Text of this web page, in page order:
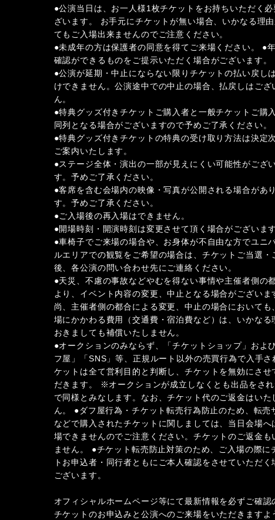
●公演当⽇は、お⼀⼈様1枚チケットをお持ちいただく必
ざいます。 お⼿元にチケットが無い場合、いかなる理
てもご⼊場出来ませんのでご注意ください。
●未成年の⽅は保護者の同意を得てご来場ください。 ●
確認ができるものをご提⽰いただく場合がございます。
●公演が延期・中止にならない限りチケットの払い戻し
けできません。公演途中での中⽌の場合、払戻しはござ
ん。
●特典グッズ付きチケットご購入者と一般チケットご購
同列となる場合がございますので予めご了承ください。
●特典グッズ付きチケットの特典の受け取り方法は決定次
ご案内いたします。
●ステージ全体・演出の一部が見えにくい可能性がござ
す。予めご了承ください。
●客席を含む会場内の映像・写真が公開される場合があ
す。予めご了承ください。
●ご⼊場後の再⼊場はできません。
●開場時刻・開演時刻は変更させて頂く場合がございます
●⾞椅⼦でご来場の場合や、お⾝体が不⾃由な⽅でユニ
ルエリアでの観覧をご希望の場合は、チケットご当選・
後、各公演の問い合わせ先にご連絡ください。
●天災、不慮の事故などやむを得ない事情や主催者側の
より、イベント内容の変更、中止となる場合がございま
尚、主催者側の都合による変更、中止の場合においても
場にかかわる費用（交通費・宿泊費など）は、いかなる
おきましても補償いたしません。
●オークションのみならず、「チケットショップ」およ
フ屋」「SNS」等、正規ルート以外の売買行為で入手さ
ケットは全て営利目的と判断し、チケットを無効にさせ
だきます。 ※オークションが成⽴しなくとも出品をさ
で同様とみなします。なお、チケット代のご返金はいた
ん。 ●ダフ屋行為・チケット転売行為防止のため、転売
などで購入されたチケットに関しましては、当日会場へ
場できませんのでご注意ください。チケットのご返金も
ません。 ●チケット転売防止対策のため、ご入場の際に
トお申込者・同行者ともにご本人確認をさせていただく
ございます。
オフィシャルホームページ等にて最新情報を必ずご確認
チケットのお申込みと公演へのご来場をいただきますよ